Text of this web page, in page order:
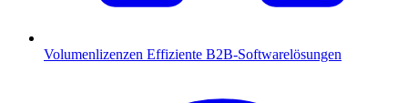
Volumenlizenzen Effiziente B2B-Softwarelösungen